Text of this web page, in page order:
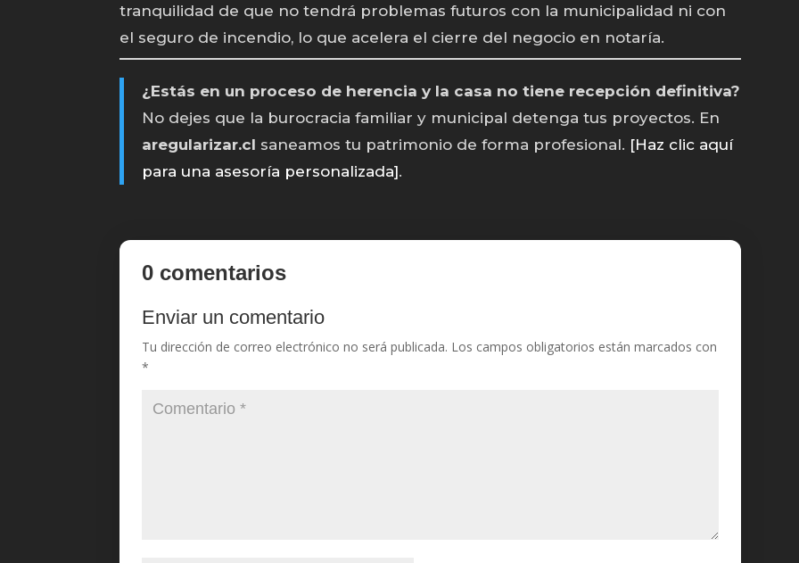
tranquilidad de que no tendrá problemas futuros con la municipalidad ni con
el seguro de incendio, lo que acelera el cierre del negocio en notaría.
¿Estás en un proceso de herencia y la casa no tiene recepción definitiva?
No dejes que la burocracia familiar y municipal detenga tus proyectos. En
aregularizar.cl saneamos tu patrimonio de forma profesional. [Haz clic aquí
para una asesoría personalizada].
0 comentarios
Enviar un comentario
Tu dirección de correo electrónico no será publicada. Los campos obligatorios están marcados con
*